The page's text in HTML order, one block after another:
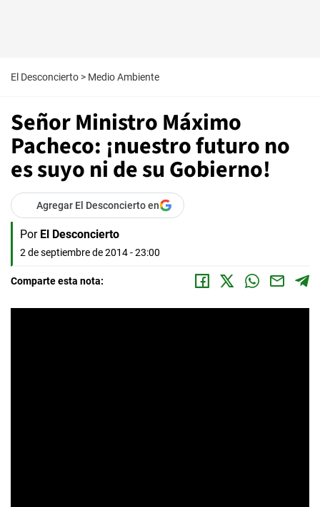
El Desconcierto > Medio Ambiente
Señor Ministro Máximo
Pacheco: ¡nuestro futuro no
es suyo ni de su Gobierno!
Agregar El Desconcierto en
Por El Desconcierto
2 de septiembre de 2014 - 23:00
Comparte esta nota: